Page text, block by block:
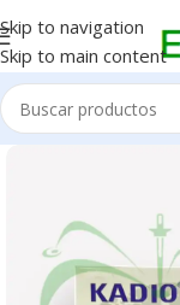
Skip to navigation
Skip to main content